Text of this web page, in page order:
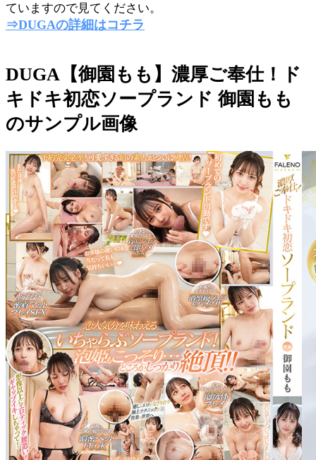
ていますので見てください。
⇒DUGAの詳細はコチラ
DUGA【御園もも】濃厚ご奉仕！ド
キドキ初恋ソープランド 御園もも
のサンプル画像